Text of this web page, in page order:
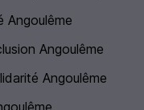
Angoulême
Angoulême
Angoulême